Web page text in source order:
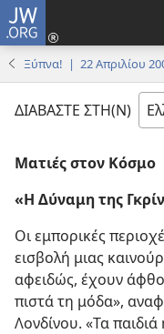
JW.ORG
Ξύπνα! | 22 Απριλίου
ΔΙΑΒΑΣΤΕ ΣΤΗ(Ν)
Ματιές στον Κόσμο
«Η Δύναμη της
Οι εμπορικές
εισβολή μιας
αφειδώς, έχουν
πιστά τη μόδα»,
Λονδίνου. «Τα